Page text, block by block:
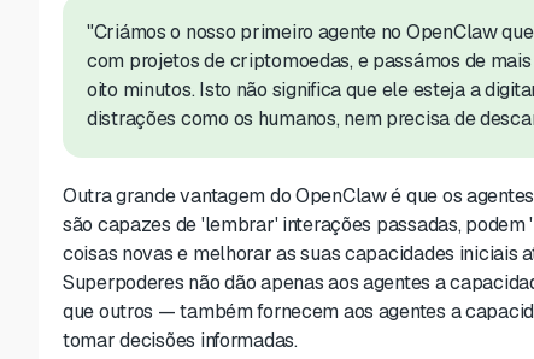
"Criámos o nosso primeiro agente no OpenClaw
com projetos de criptomoedas, e passámos de
oito minutos. Isto não significa que ele esteja a
distrações como os humanos, nem precisa de
Outra grande vantagem do OpenClaw é que os
são capazes de 'lembrar' interações passadas,
coisas novas e melhorar as suas capacidades iniciais
Superpoderes não dão apenas aos agentes a
que outros — também fornecem aos agentes a
tomar decisões informadas.